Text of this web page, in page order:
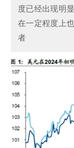
度已经出现明
在一定程度上
者